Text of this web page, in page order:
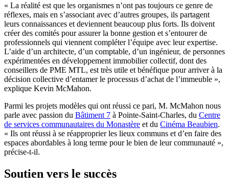
« La réalité est que les organismes n’ont pas toujours ce genre de
réflexes, mais en s’associant avec d’autres groupes, ils partagent
leurs connaissances et deviennent beaucoup plus forts. Ils doivent
créer des comités pour assurer la bonne gestion et s’entourer de
professionnels qui viennent compléter l’équipe avec leur expertise.
L’aide d’un architecte, d’un comptable, d’un ingénieur, de personnes
expérimentées en développement immobilier collectif, dont des
conseillers de PME MTL, est très utile et bénéfique pour arriver à la
décision collective d’entamer le processus d’achat de l’immeuble »,
explique Kevin McMahon.
Parmi les projets modèles qui ont réussi ce pari, M. McMahon nous
parle avec passion du Bâtiment 7 à Pointe-Saint-Charles, du Centre
de services communautaires du Monastère et du Cinéma Beaubien.
« Ils ont réussi à se réapproprier les lieux communs et d’en faire des
espaces abordables à long terme pour le bien de leur communauté »,
précise-t-il.
Soutien vers le succès